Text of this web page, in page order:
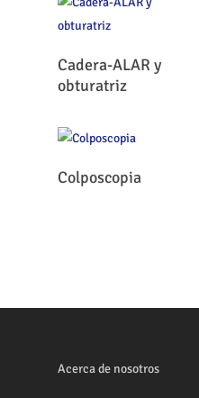
Leer Más
Cadera-ALAR y
obturatriz
Leer Más
Colposcopia
Acerca de nosotros